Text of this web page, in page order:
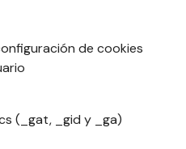
de cookies
(_gat, _gid y _ga)